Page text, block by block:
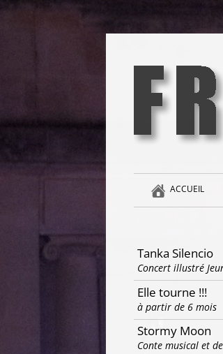
Aller
Fracas
ACCUEIL
Tanka Silencio
Concert illustré
Elle tourne !!!
à partir de 6 mois
Stormy Moon
Conte musical et